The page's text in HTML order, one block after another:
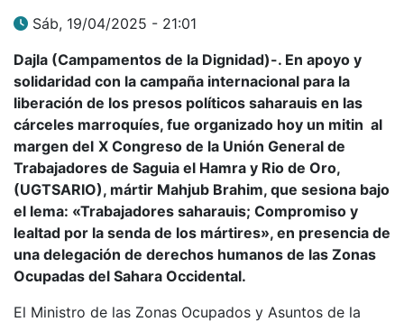
Sáb, 19/04/2025 - 21:01
Dajla (Campamentos de la Dignidad)-. En apoyo y
solidaridad con la campaña internacional para la
liberación de los presos políticos saharauis en las
cárceles marroquíes, fue organizado hoy un mitin al
margen del X Congreso de la Unión General de
Trabajadores de Saguia el Hamra y Rio de Oro,
(UGTSARIO), mártir Mahjub Brahim, que sesiona bajo
el lema: «Trabajadores saharauis; Compromiso y
lealtad por la senda de los mártires», en presencia de
una delegación de derechos humanos de las Zonas
Ocupadas del Sahara Occidental.
El Ministro de las Zonas Ocupados y Asuntos de la